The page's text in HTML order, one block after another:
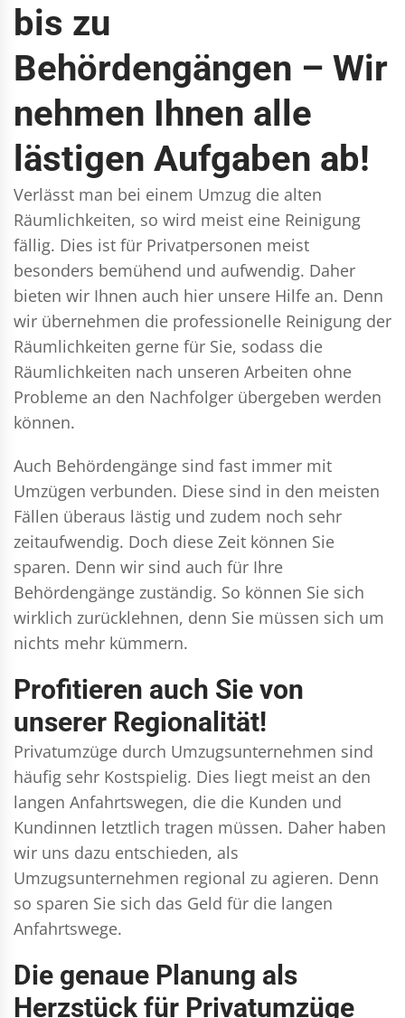
bis zu
Behördengängen – Wir
nehmen Ihnen alle
lästigen Aufgaben ab!
Verlässt man bei einem Umzug die alten
Räumlichkeiten, so wird meist eine Reinigung
fällig. Dies ist für Privatpersonen meist
besonders bemühend und aufwendig. Daher
bieten wir Ihnen auch hier unsere Hilfe an. Denn
wir übernehmen die professionelle Reinigung der
Räumlichkeiten gerne für Sie, sodass die
Räumlichkeiten nach unseren Arbeiten ohne
Probleme an den Nachfolger übergeben werden
können.
Auch Behördengänge sind fast immer mit
Umzügen verbunden. Diese sind in den meisten
Fällen überaus lästig und zudem noch sehr
zeitaufwendig. Doch diese Zeit können Sie
sparen. Denn wir sind auch für Ihre
Behördengänge zuständig. So können Sie sich
wirklich zurücklehnen, denn Sie müssen sich um
nichts mehr kümmern.
Profitieren auch Sie von
unserer Regionalität!
Privatumzüge durch Umzugsunternehmen sind
häufig sehr Kostspielig. Dies liegt meist an den
langen Anfahrtswegen, die die Kunden und
Kundinnen letztlich tragen müssen. Daher haben
wir uns dazu entschieden, als
Umzugsunternehmen regional zu agieren. Denn
so sparen Sie sich das Geld für die langen
Anfahrtswege.
Die genaue Planung als
Herzstück für Privatumzüge